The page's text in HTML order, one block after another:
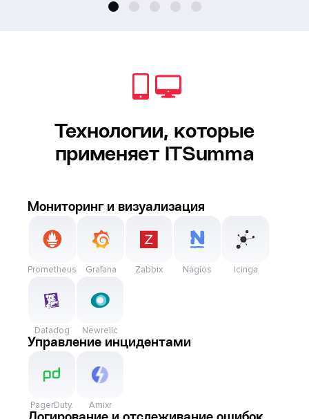
Технологии, которые
применяет ITSumma
Мониторинг и визуализация
Prometheus Grafana Zabbix Nagios Icinga
Datadog Newrelic
Управление инцидентами
PagerDuty. Amixr